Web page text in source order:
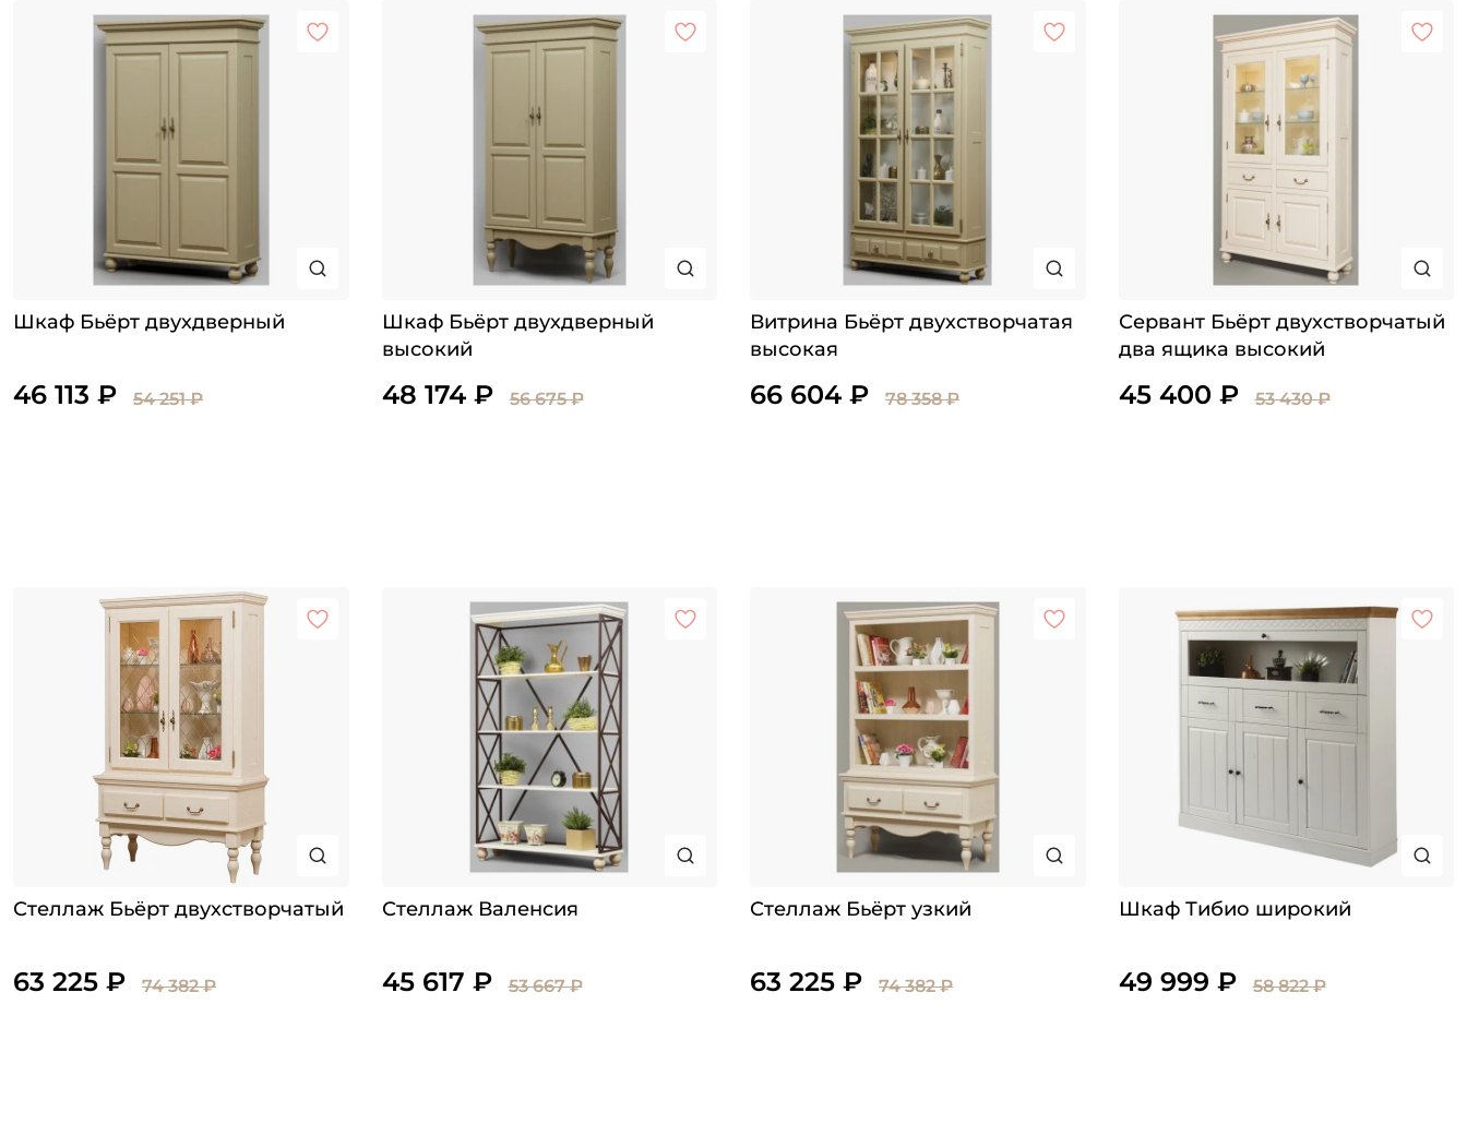
Шкаф Бьёрт двухдверный
46 113 ₽ 54 251 ₽
Шкаф Бьёрт двухдверный
высокий
48 174 ₽ 56 675 ₽
Витрина Бьёрт двухстворчатая
высокая
66 604 ₽ 78 358 ₽
Сервант Бьёрт двухстворчатый
два ящика высокий
45 400 ₽ 53 430 ₽
Стеллаж Бьёрт двухстворчатый
63 225 ₽ 74 382 ₽
Стеллаж Валенсия
45 617 ₽ 53 667 ₽
Стеллаж Бьёрт узкий
63 225 ₽ 74 382 ₽
Шкаф Тибио широкий
49 999 ₽ 58 822 ₽